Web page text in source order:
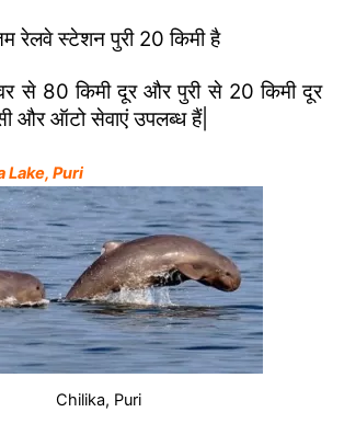
रेलवे स्टेशन पुरी 20 किमी है
से 80 किमी दूर और पुरी से 20 किमी दूर
और ऑटो सेवाएं उपलब्ध हैं|
Lake, Puri
Chilika, Puri